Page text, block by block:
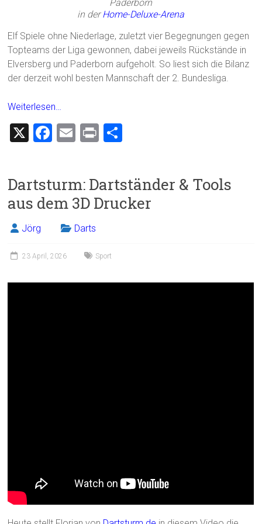
Paderborn
in derHome-Deluxe-Arena
Elf Spiele ohne Niederlage, zuletzt vier Begegnungen gegen
Topteams der Liga gewonnen, dabei jeweils Rückstände in
Elversberg und Paderborn aufgeholt. So liest sich die Bilanz
der derzeit wohl besten Mannschaft der 2. Bundesliga.
Weiterlesen…
X
F
b
o
ok
E
l
Pr
n
Dartsturm: Dartständer & Tools
aus dem 3D Drucker
Jörg Darts
23 April, 2026 Sport